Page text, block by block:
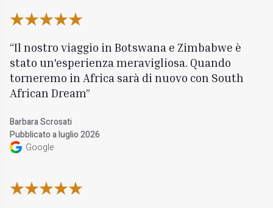
Il nostro viaggio in Botswana e Zimbabwe è
stato un'esperienza meravigliosa. Quando
torneremo in Africa sarà di nuovo con South
African Dream
Barbara Scrosati
Pubblicato a luglio 2026
Google